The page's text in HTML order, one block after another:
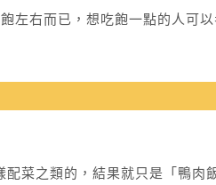
左右而已，想吃飽一點的人可
配菜之類的，結果就只是「鴨肉